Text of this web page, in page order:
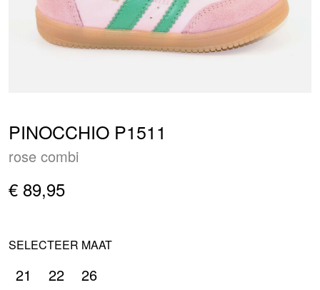
PINOCCHIO P1511
rose combi
€ 89,95
SELECTEER MAAT
21 22 26